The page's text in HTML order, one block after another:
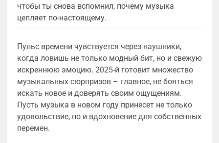
чтобы ты снова вспомнил, почему музыка
цепляет по-настоящему.
Пульс времени чувствуется через наушники,
когда ловишь не только модный бит, но и свежую
искреннюю эмоцию. 2025-й готовит множество
музыкальных сюрпризов – главное, не бояться
искать новое и доверять своим ощущениям.
Пусть музыка в новом году принесет не только
удовольствие, но и вдохновение для собственных
перемен.